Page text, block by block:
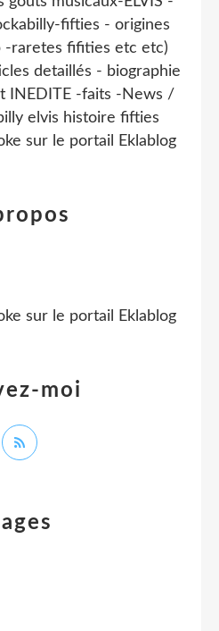
fifties - origines
-raretes fifities etc etc)
detaillés - biographie
INEDITE -faits -News /
elvis histoire fifties
sur le portail Eklablog
moi
sur le portail Eklablog